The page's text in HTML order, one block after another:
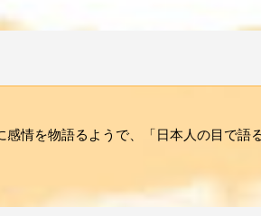
情を物語るようで、「日本人の目で語